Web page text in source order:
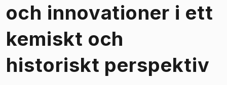
och innovationer i ett
kemiskt och
historiskt perspektiv